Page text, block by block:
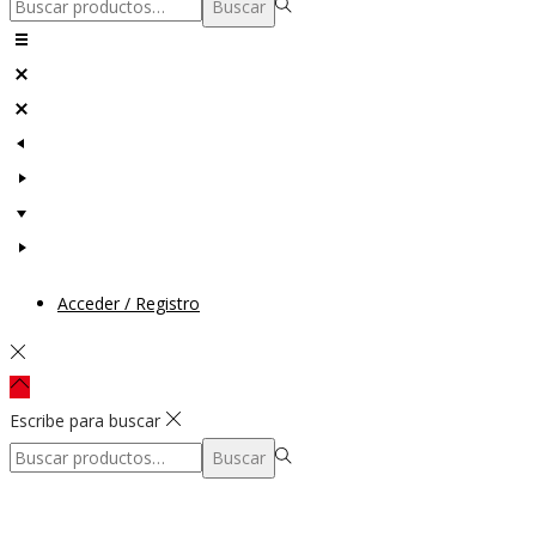
para:>
Buscar
Acceder / Registro
Escribe para buscar
Búsqueda
Buscar